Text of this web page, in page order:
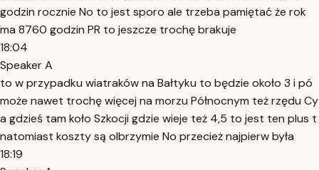
godzin rocznie No to jest sporo ale trzeba pamiętać że rok
ma 8760 godzin PR to jeszcze trochę brakuje
18:04
Speaker A
to w przypadku wiatraków na Bałtyku to będzie około 3 i pó
może nawet trochę więcej na morzu Północnym też rzędu Cy
a gdzieś tam koło Szkocji gdzie wieje też 4,5 to jest ten plus t
natomiast koszty są olbrzymie No przecież najpierw była
18:19